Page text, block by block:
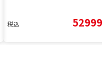
税込 52999